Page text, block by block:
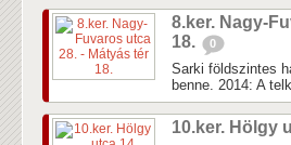
8.ker. Nagy-
18.
0
Sarki földszintes
benne. 2014: A
10.ker. Hölgy